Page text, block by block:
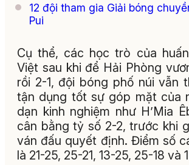
12 đội tham gia Giải bóng
Pui
Cụ thể, các học trò của
Việt sau khi để Hải Phòng
rồi 2-1, đội bóng phố núi vẫn
tận dụng tốt sự góp mặt của
dạn kinh nghiệm như H’Mia
cân bằng tỷ số 2-2, trước khi
ván đấu quyết định. Điểm số
là 21-25, 25-21, 13-25, 25-18 và